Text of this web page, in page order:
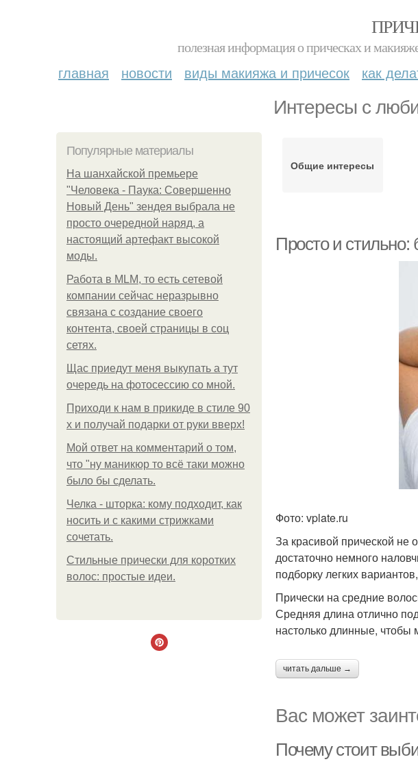
полезная информация о прическах и
главная новости виды макияжа и причесок как
Интересы с
Популярные материалы
На шанхайской премьере
"Человека - Паука: Совершенно
Новый День" зендея выбрала не
просто очередной наряд, а
настоящий артефакт высокой
моды.
Работа в MLM, то есть сетевой
компании сейчас неразрывно
связана с создание своего
контента, своей страницы в соц
сетях.
Щас приедут меня выкупать а тут
очередь на фотосессию со мной.
Приходи к нам в прикиде в стиле 90
х и получай подарки от руки вверх!
Мой ответ на комментарий о том,
что "ну маникюр то всё таки можно
было бы сделать.
Челка - шторка: кому подходит, как
носить и с какими стрижками
сочетать.
Стильные прически для коротких
волос: простые идеи.
Общие интересы
Просто и
Фото: vplate.ru
За красивой прической не
достаточно немного
подборку легких
Прически на средние
Средняя длина отлично
настолько длинные, чтобы
читать дальше →
Вас может
Почему стоит